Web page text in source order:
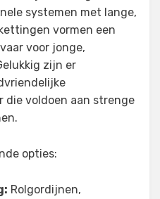
systemen met lange,
vormen een
voor jonge,
zijn er
die voldoen aan strenge
opties:
Rolgordijnen,